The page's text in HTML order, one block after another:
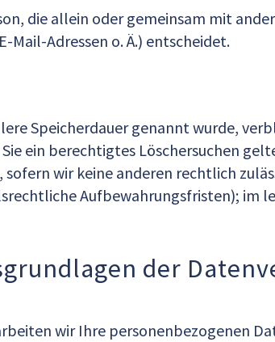
die allein oder gemeinsam mit
Mail-Adressen o. Ä.) entscheidet.
Speicherdauer genannt wurde,
ein berechtigtes Löschersuchen
wir keine anderen rechtlich
Aufbewahrungsfristen); im
der
wir Ihre personenbezogenen